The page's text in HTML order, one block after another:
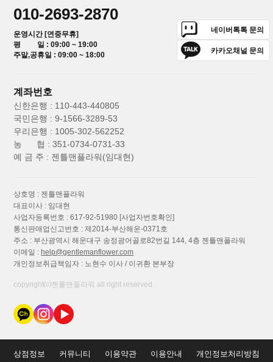
010-2693-2870
운영시간 [연중무휴]
평 일 : 09:00 ~ 19:00
주말,공휴일 : 09:00 ~ 18:00
네이버톡톡 문의
카카오채널 문의
계좌번호
신한은행 : 110-443-440805
국민은행 : 9-1566-3289-53
우리은행 : 1005-302-562252
농 협 : 351-0734-0731-33
예 금 주 : 젠틀맨플라워(임대현)
상호명 : 젠틀맨플라워
대표이사 : 임대현
사업자등록번호 : 617-92-51980 [사업자번호확인]
통신판매업신고번호 : 제2014-부산해운-0371호
주소 : 부산광역시 해운대구 송정광어골로82번길 144, 4층 젠틀맨플라워
이메일 : help@gentlemanflower.com
개인정보취급책임자 : 노현수 이사 / 이귀환 본부장
copyright⒞젠틀맨플라워 all right reserved
상점정보 커뮤니티 이용약관 이용안내 개인정보처리방침